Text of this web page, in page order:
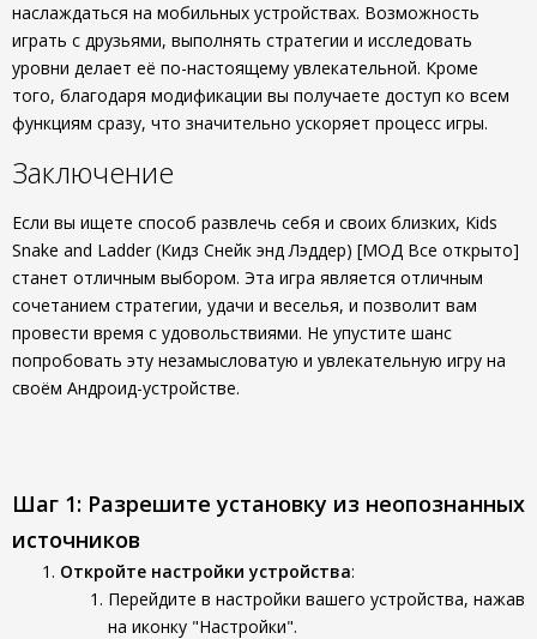
наслаждаться на мобильных устройствах. Возможность
играть с друзьями, выполнять стратегии и исследовать
уровни делает её по-настоящему увлекательной. Кроме
того, благодаря модификации вы получаете доступ ко всем
функциям сразу, что значительно ускоряет процесс игры.
Заключение
Если вы ищете способ развлечь себя и своих близких, Kids
Snake and Ladder (Кидз Снейк энд Лэддер) [МОД Все открыто]
станет отличным выбором. Эта игра является отличным
сочетанием стратегии, удачи и веселья, и позволит вам
провести время с удовольствиями. Не упустите шанс
попробовать эту незамысловатую и увлекательную игру на
своём Андроид-устройстве.
Шаг 1: Разрешите установку из неопознанных
источников
Откройте настройки устройства:
Перейдите в настройки вашего устройства, нажав
на иконку "Настройки".